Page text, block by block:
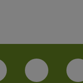
Instagram TikTok